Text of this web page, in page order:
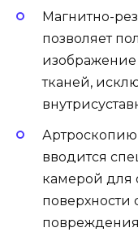
Магнитно-
позволяет
изображение
тканей,
Артроскопию
вводится
камерой для
поверхности